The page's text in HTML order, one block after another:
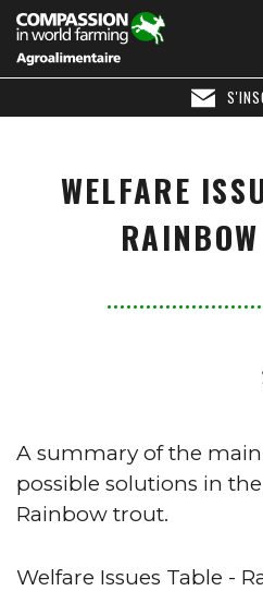
WELFARE
A summary of the
possible solutions in
Rainbow trout.
Welfare Issues Table -